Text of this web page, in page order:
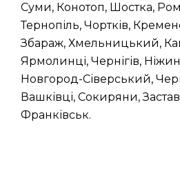
Суми, Конотоп, Шостка,
Тернопіль, Чортків,
Збараж, Хмельницький,
Ярмолинці, Чернігів,
Новгород-Сіверський,
Вашківці, Сокиряни,
Франківськ.